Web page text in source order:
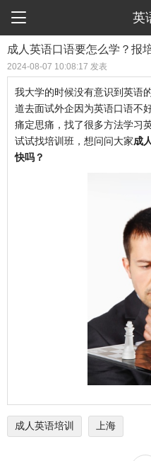
 英
成人英语口语要怎么学？报
2024-08-07 10:08:17 发表
我大学的时候没有意识到英语
道去面试外企因为英语口语不
痛定思痛，找了很多方法学习
试试找培训班，想问问大家成
快吗？
成人英语培训 上海